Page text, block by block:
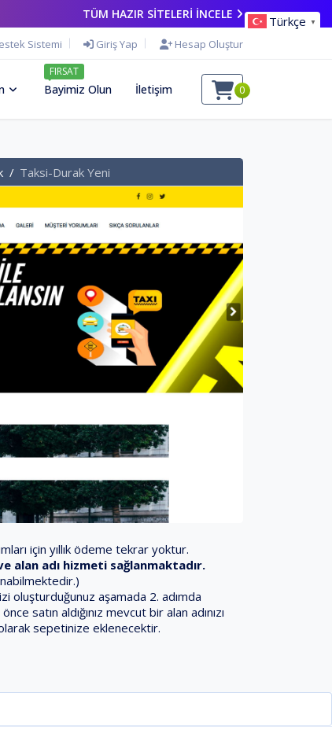
TÜM HAZIR SİTELERİ İNCELE
Sistemi Giriş Yap Hesap Oluştur
FIRSAT
Bayimiz Olun İletişim 0
Taksi-Durak Yeni
için yıllık ödeme tekrar yoktur.
alan adı hizmeti sağlanmaktadır.
oluşturduğunuz aşamada 2. adımda
satın aldığınız mevcut bir alan adınızı
sepetinize eklenecektir.
Türkçe ▼